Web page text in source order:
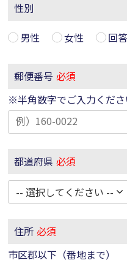
性別
男性
女性 回
郵便番号 必須
※半角数字でご入力くださ
都道府県 必須
住所 必須
市区郡以下（番地まで）